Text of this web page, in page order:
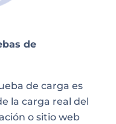
de
de carga es
la carga real del
o sitio web